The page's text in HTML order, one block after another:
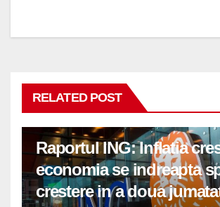
RELATED POST
Raportul ING: Inflatia
economia se indreapta
crestere in a doua